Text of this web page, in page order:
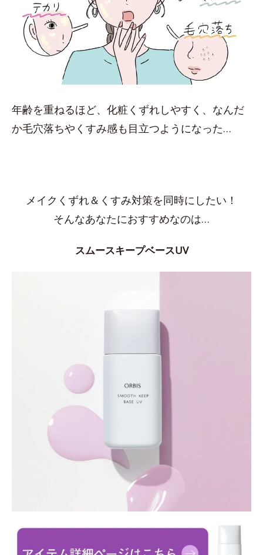
年齢を重ねるほど、化粧くずれしやすく、なんだ
か毛穴落ちやくすみ感も目立つようになった…
メイクくずれ＆くすみ対策を同時にしたい！
そんなあなたにおすすめなのは…
スムースキープベースUV